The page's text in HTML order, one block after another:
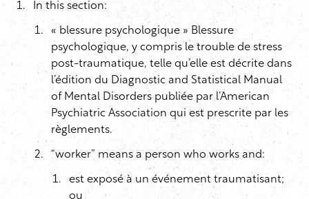
In this section:
« blessure psychologique » Blessure
psychologique, y compris le trouble de stress
post-traumatique, telle qu’elle est décrite dans
l’édition du Diagnostic and Statistical Manual
of Mental Disorders publiée par l’American
Psychiatric Association qui est prescrite par les
règlements.
“worker” means a person who works and:
est exposé à un événement traumatisant;
ou